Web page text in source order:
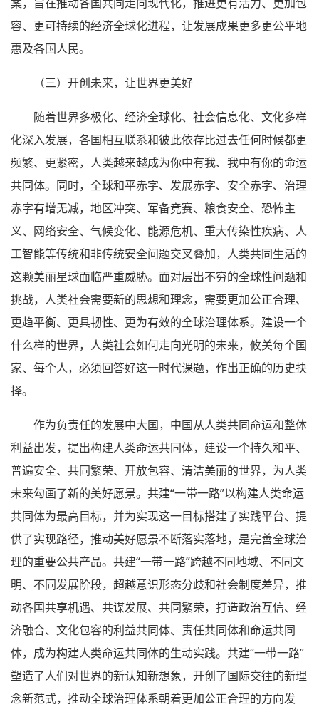
容、更可持续的经济全球化进程，让发展成果更多更公平地
惠及各国人民。
（三）开创未来，让世界更美好
随着世界多极化、经济全球化、社会信息化、文化多样
化深入发展，各国相互联系和彼此依存比过去任何时候都更
频繁、更紧密，人类越来越成为你中有我、我中有你的命运
共同体。同时，全球和平赤字、发展赤字、安全赤字、治理
赤字有增无减，地区冲突、军备竞赛、粮食安全、恐怖主
义、网络安全、气候变化、能源危机、重大传染性疾病、人
工智能等传统和非传统安全问题交叉叠加，人类共同生活的
这颗美丽星球面临严重威胁。面对层出不穷的全球性问题和
挑战，人类社会需要新的思想和理念，需要更加公正合理、
更趋平衡、更具韧性、更为有效的全球治理体系。建设一个
什么样的世界，人类社会如何走向光明的未来，攸关每个国
家、每个人，必须回答好这一时代课题，作出正确的历史抉
择。
作为负责任的发展中大国，中国从人类共同命运和整体
利益出发，提出构建人类命运共同体，建设一个持久和平、
普遍安全、共同繁荣、开放包容、清洁美丽的世界，为人类
未来勾画了新的美好愿景。共建“一带一路”以构建人类命运
共同体为最高目标，并为实现这一目标搭建了实践平台、提
供了实现路径，推动美好愿景不断落实落地，是完善全球治
理的重要公共产品。共建“一带一路”跨越不同地域、不同文
明、不同发展阶段，超越意识形态分歧和社会制度差异，推
动各国共享机遇、共谋发展、共同繁荣，打造政治互信、经
济融合、文化包容的利益共同体、责任共同体和命运共同
体，成为构建人类命运共同体的生动实践。共建“一带一路”
塑造了人们对世界的新认知新想象，开创了国际交往的新理
念新范式，推动全球治理体系朝着更加公正合理的方向发